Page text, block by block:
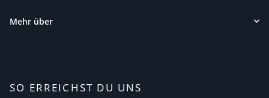
Mehr über
SO ERREICHST DU UNS